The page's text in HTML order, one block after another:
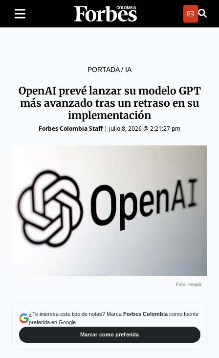
PORTADA/ IA
OpenAI prevé lanzar su modelo GPT
más avanzado tras un retraso en su
implementación
Forbes Colombia Staff| julio 8, 2026 @ 2:21:27 pm
Foto: freepik
¿Te interesa este tipo de notas? Marca Forbes Colombiacomo fuente
preferida en Google.
Marcar como preferida